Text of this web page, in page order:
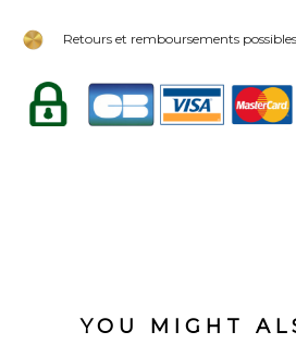
Retours et remboursements
YOU MIGHT